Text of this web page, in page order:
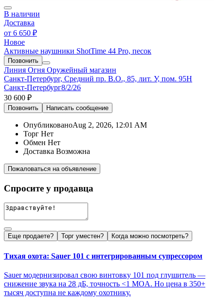
В наличии
Доставка
от 6 650 ₽
Новое
Активные наушники ShotTime 44 Pro, песок
Позвонить
Линия Огня Оружейный магазин
Санкт-Петербург, Средний пр. В.О., 85, лит. У, пом. 95Н
Санкт-Петербург8/2/26
30 600 ₽
Позвонить Написать сообщение
ОпубликованоAug 2, 2026, 12:01 AM
Торг Нет
Обмен Нет
Доставка Возможна
Пожаловаться на объявление
Спросите у продавца
Еще продаете? Торг уместен? Когда можно посмотреть?
Тихая охота: Sauer 101 с интегрированным супрессором
Sauer модернизировал свою винтовку 101 под глушитель —
снижение звука на 28 дБ, точность <1 MOA. Но цена в 350+
тысяч доступна не каждому охотнику.